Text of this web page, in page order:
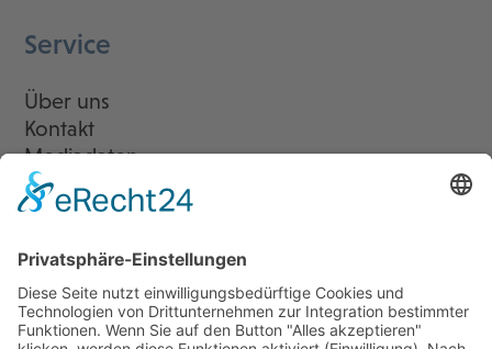
Service
Über uns
Kontakt
Mediadaten
Newsletter
LogIn
Legal
Impressum